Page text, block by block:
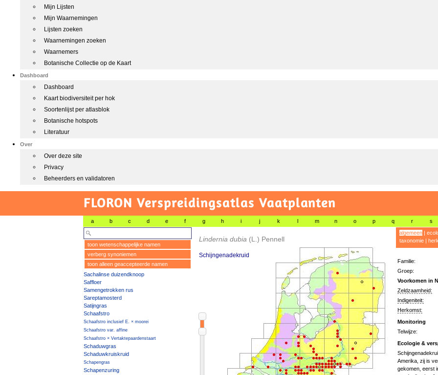
Mijn Lijsten
Mijn Waarnemingen
Lijsten zoeken
Waarnemingen zoeken
Waarnemers
Botanische Collectie op de Kaart
Dashboard
Dashboard
Kaart biodiversiteit per hok
Soortenlijst per atlasblok
Botanische hotspots
Literatuur
Over
Over deze site
Privacy
Beheerders en validatoren
FLORON Verspreidingsatlas Vaatplanten
a b c d e f g h i j k l m n o p q r s
toon wetenschappelijke namen
verberg synoniemen
toon alleen geaccepteerde namen
Sachalinse duizendknoop
Saffloer
Samengetrokken rus
Sareptamosterd
Satijngras
Schaafstro
Schaafstro inclusief E. × moorei
Schaafstro var. affine
Schaafstro × Vertaktepaardenstaart
Schaduwgras
Schaduwkruiskruid
Schapengras
Schapenzuring
Lindernia dubia (L.) Pennell
Schijngenadekruid
algemeen|
taxonomie|
Familie:
Groep:
Voorkomen in
Zeldzaamheid:
Indigeniteit:
Herkomst:
Monitoring
Telwijze:
Ecologie &
Amerika, zij is
gekomen, eerst